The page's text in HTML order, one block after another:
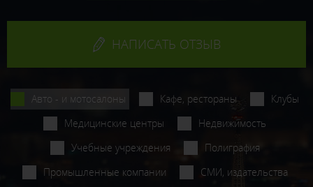
НАПИСАТЬ ОТЗЫВ
Авто - и мотосалоны Кафе, рестораны
Клубы
Медицинские центры
Недвижимость
Учебные учреждения
Полиграфия
Промышленные компании
СМИ, издательства